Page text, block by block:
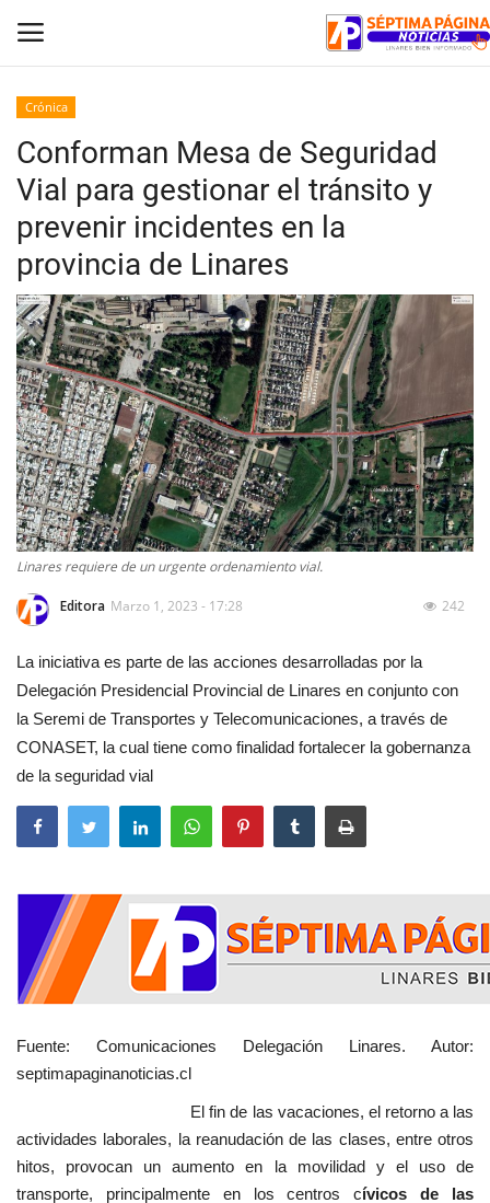
Inicio
Crónica
Policial
Tribunales
Deporte
Política
Espectáculos
Crónica
Conforman Mesa de Seguridad
Vial para gestionar el tránsito y
prevenir incidentes en la
provincia de Linares
Linares requiere de un urgente ordenamiento vial.
Editora Marzo 1, 2023 - 17:28 242
La iniciativa es parte de las acciones desarrolladas por la
Delegación Presidencial Provincial de Linares en conjunto con
la Seremi de Transportes y Telecomunicaciones, a través de
CONASET, la cual tiene como finalidad fortalecer la gobernanza
de la seguridad vial
Fuente: Comunicaciones Delegación Linares. Autor:
septimapaginanoticias.cl
El fin de las vacaciones, el retorno a las
actividades laborales, la reanudación de las clases, entre otros
hitos, provocan un aumento en la movilidad y el uso de
transporte, principalmente en los centros cívicos de las